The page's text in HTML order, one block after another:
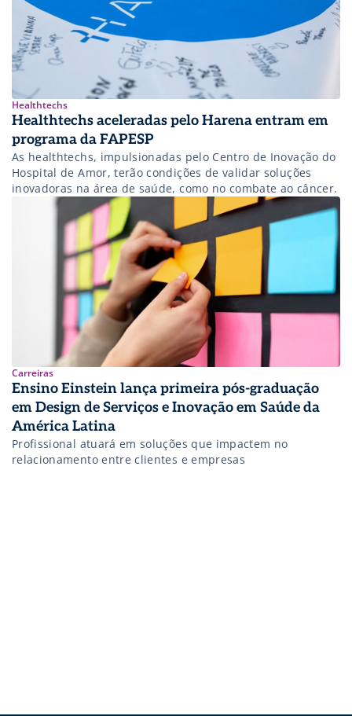
Healthtechs
Healthtechs aceleradas pelo Harena entram em
programa da FAPESP
As healthtechs, impulsionadas pelo Centro de Inovação do
Hospital de Amor, terão condições de validar soluções
inovadoras na área de saúde, como no combate ao câncer.
Carreiras
Ensino Einstein lança primeira pós-graduação
em Design de Serviços e Inovação em Saúde da
América Latina
Profissional atuará em soluções que impactem no
relacionamento entre clientes e empresas